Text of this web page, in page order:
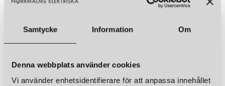
Samtycke Information Om
Denna webbplats använder cookies
Vi använder enhetsidentifierare för att anpassa innehållet